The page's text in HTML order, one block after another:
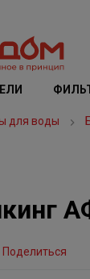
для воды
Поделиться